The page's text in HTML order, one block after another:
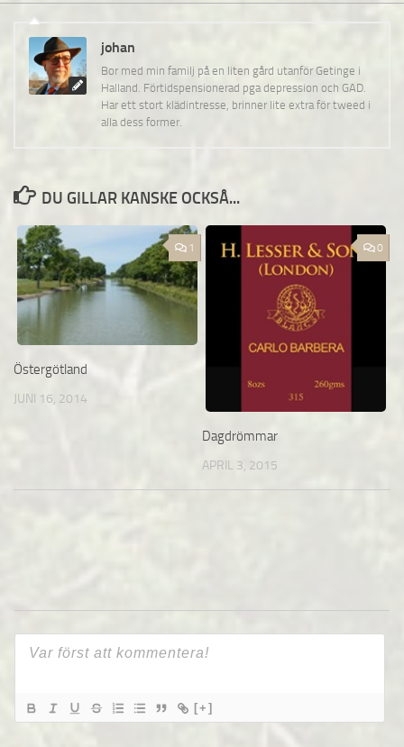
johan
Bor med min familj på en liten gård utanför Getinge i
Halland. Förtidspensionerad pga depression och GAD.
Har ett stort klädintresse, brinner lite extra för tweed i
alla dess former.
DU GILLAR KANSKE OCKSÅ...
1
Östergötland
JUNI 16, 2014
0
Dagdrömmar
APRIL 3, 2015
[+]